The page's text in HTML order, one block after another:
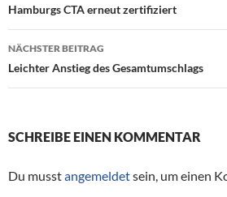
Beitragsnavigation
Hamburgs CTA erneut zertifiziert
NÄCHSTER BEITRAG
Leichter Anstieg des Gesamtumschlags
SCHREIBE EINEN KOMMENTAR
Du musstangemeldetsein, um einen